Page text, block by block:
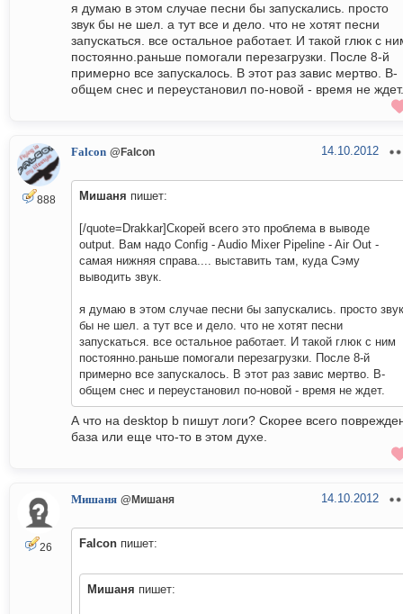
я думаю в этом случае песни бы запускались. просто
звук бы не шел. а тут все и дело. что не хотят песни
запускаться. все остальное работает. И такой глюк с
постоянно.раньше помогали перезагрузки. После 8-й
примерно все запускалось. В этот раз завис мертво. В-
общем снес и переустановил по-новой - время не ждет.
888
Falcon @Falcon 14.10.2012
Мишаня пишет:
[/quote=Drakkar]Скорей всего это проблема в выводе
output. Вам надо Config - Audio Mixer Pipeline - Air Out -
самая нижняя справа.... выставить там, куда Сэму
выводить звук.
я думаю в этом случае песни бы запускались. просто звук
бы не шел. а тут все и дело. что не хотят песни
запускаться. все остальное работает. И такой глюк с ним
постоянно.раньше помогали перезагрузки. После 8-й
примерно все запускалось. В этот раз завис мертво. В-
общем снес и переустановил по-новой - время не ждет.
А что на desktop b пишут логи? Скорее всего
база или еще что-то в этом духе.
26
Мишаня @Мишаня 14.10.2012
Falcon пишет:
Мишаня пишет: